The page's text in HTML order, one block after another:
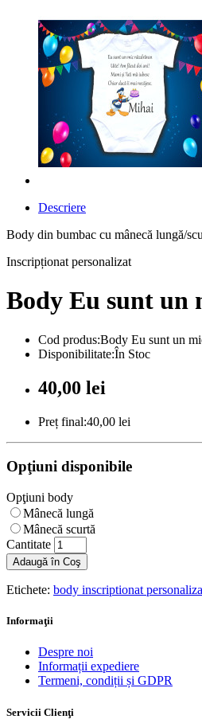
Descriere
Body din bumbac cu mânecă lungă/
Inscripționat personalizat
Body Eu sunt un
Cod produs:Body Eu sunt un
Disponibilitate:În Stoc
40,00 lei
Preț final:40,00 lei
Opţiuni disponibile
Opţiuni body
Mânecă lungă
Mânecă scurtă
Cantitate
Adaugă în Coş
Etichete: body inscriptionat
Informaţii
Despre noi
Informații expediere
Termeni, condiții și GDPR
Servicii Clienţi